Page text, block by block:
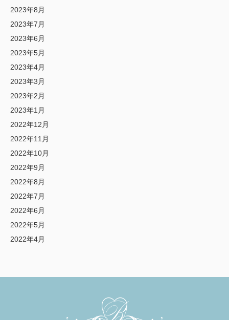
2023年8月
2023年7月
2023年6月
2023年5月
2023年4月
2023年3月
2023年2月
2023年1月
2022年12月
2022年11月
2022年10月
2022年9月
2022年8月
2022年7月
2022年6月
2022年5月
2022年4月